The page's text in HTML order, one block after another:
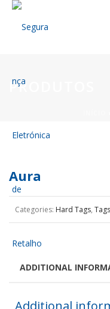
PRODUTOS
Aura
Categories: Hard Tags,
ADDITIONAL
Additional